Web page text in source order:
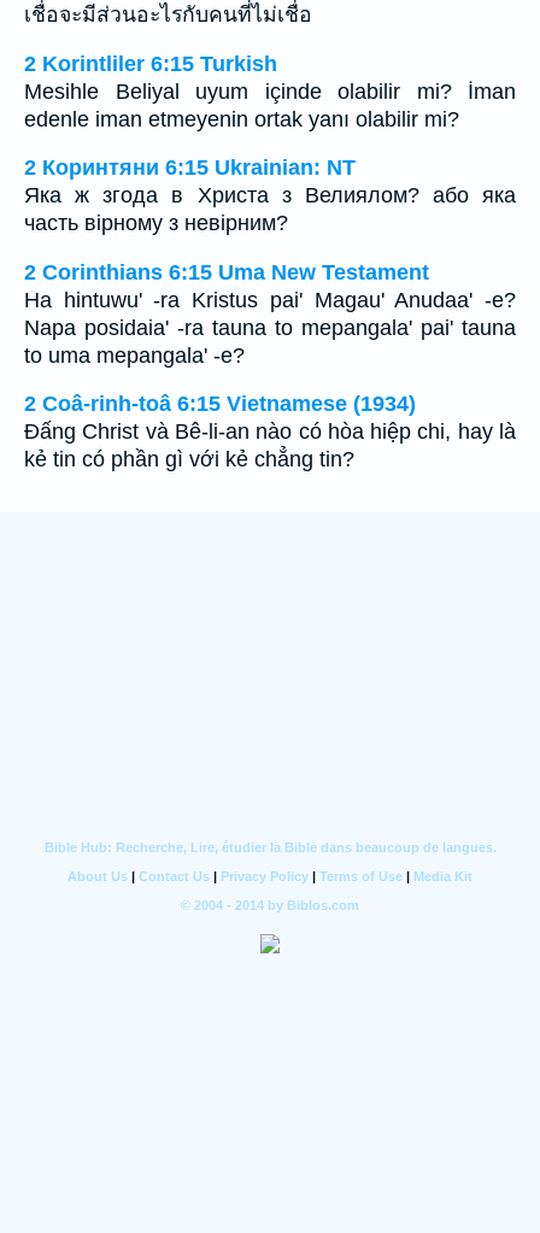
เชื่อจะมีส่วนอะไรกับคนที่ไม่เชื่อ
2 Korintliler 6:15 Turkish
Mesihle Beliyal uyum içinde olabilir mi? İman
edenle iman etmeyenin ortak yanı olabilir mi?
2 Коринтяни 6:15 Ukrainian: NT
Яка ж згода в Христа з Велиялом? або яка
часть вірному з невірним?
2 Corinthians 6:15 Uma New Testament
Ha hintuwu' -ra Kristus pai' Magau' Anudaa' -e?
Napa posidaia' -ra tauna to mepangala' pai' tauna
to uma mepangala' -e?
2 Coâ-rinh-toâ 6:15 Vietnamese (1934)
Ðấng Christ và Bê-li-an nào có hòa hiệp chi, hay là
kẻ tin có phần gì với kẻ chẳng tin?